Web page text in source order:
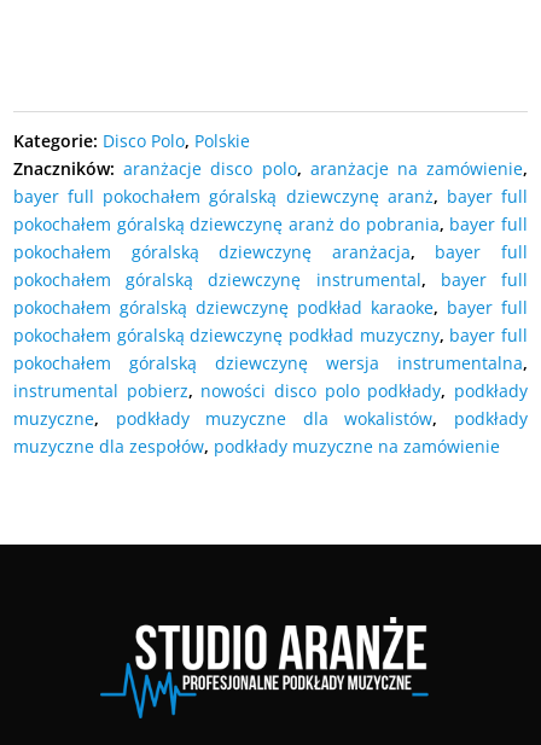
Kategorie: Disco Polo, Polskie
Znaczników:aranżacje disco polo, aranżacje na zamówienie,
bayer full pokochałem góralską dziewczynę aranż, bayer full
pokochałem góralską dziewczynę aranż do pobrania, bayer full
pokochałem góralską dziewczynę aranżacja, bayer full
pokochałem góralską dziewczynę instrumental, bayer full
pokochałem góralską dziewczynę podkład karaoke, bayer full
pokochałem góralską dziewczynę podkład muzyczny, bayer full
pokochałem góralską dziewczynę wersja instrumentalna,
instrumental pobierz, nowości disco polo podkłady, podkłady
muzyczne, podkłady muzyczne dla wokalistów, podkłady
muzyczne dla zespołów, podkłady muzyczne na zamówienie